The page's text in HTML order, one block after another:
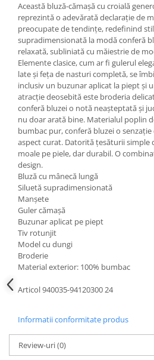
Această bluză-cămașă cu croială
reprezintă o adevărată declarație de
preocupate de tendințe, redefinind
supradimensionată la modă conferă
relaxată, subliniată cu măiestrie de
Elemente clasice, cum ar fi gulerul
late și feța de nasturi completă, se
inclusiv un buzunar aplicat la piept și
atracție deosebită este broderia
conferă bluzei o notă neașteptată și
nu doar arată bine. Materialul poplin
bumbac pur, conferă bluzei o
aspect curat. Datorită țesăturii simple
moale pe piele, dar durabil. O
design.
Bluză cu mânecă lungă
Siluetă supradimensionată
Manșete
Guler cămașă
Buzunar aplicat pe piept
Tiv rotunjit
Model cu dungi
Broderie
Material exterior: 100% bumbac
Articol 940035-94120300 24
Informatii conformitate produs
Review-uri(0)